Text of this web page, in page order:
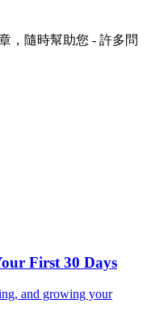
，隨時幫助您 - 許多問
First 30 Days
and growing your